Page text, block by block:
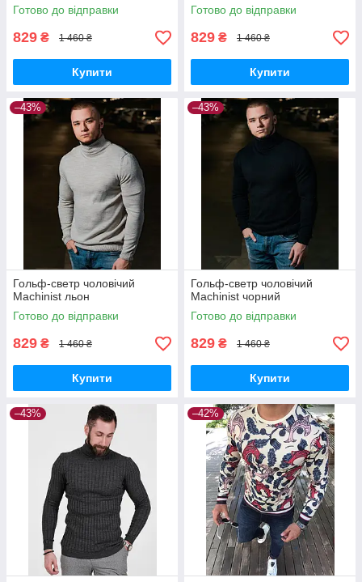
Готово до відправки
829 ₴ 1 460 ₴
Купити
Готово до відправки
829 ₴ 1 460 ₴
Купити
–43%
Гольф-светр чоловічий
Machinist льон
Готово до відправки
829 ₴ 1 460 ₴
Купити
–43%
Гольф-светр чоловічий
Machinist чорний
Готово до відправки
829 ₴ 1 460 ₴
Купити
–43% –42%